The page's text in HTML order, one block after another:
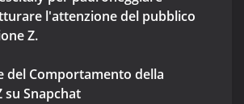
l'attenzione del pubblico
Z.
del Comportamento della
su Snapchat